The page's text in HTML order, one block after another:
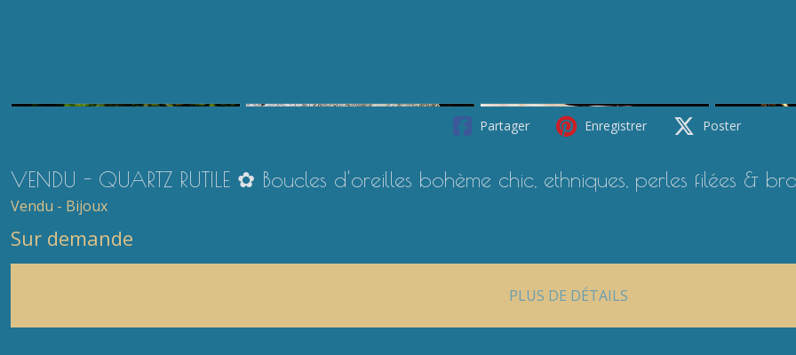
Partager Enregistrer Poster
VENDU - QUARTZ RUTILE ✿ Boucles d'oreilles bohème chic, ethniques, perles filées &
Vendu - Bijoux
Sur demande
PLUS DE DÉTAILS